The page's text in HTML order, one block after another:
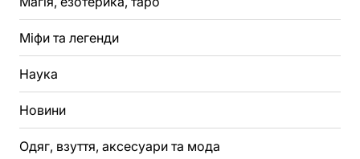
Міфи та легенди
Наука
Новини
Одяг, взуття, аксесуари та мода